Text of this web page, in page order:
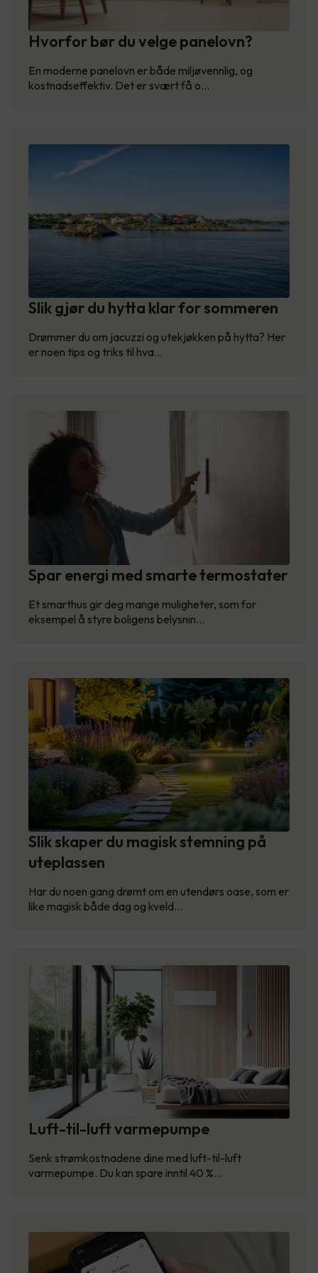
Hvorfor bør du velge panelovn?
En moderne panelovn er både miljøvennlig, og
kostnadseffektiv. Det er svært få o…
Slik gjør du hytta klar for sommeren
Drømmer du om jacuzzi og utekjøkken på hytta? Her
er noen tips og triks til hva…
Spar energi med smarte termostater
Et smarthus gir deg mange muligheter, som for
eksempel å styre boligens belysnin…
Slik skaper du magisk stemning på
uteplassen
Har du noen gang drømt om en utendørs oase, som er
like magisk både dag og kveld…
Luft-til-luft varmepumpe
Senk strømkostnadene dine med luft-til-luft
varmepumpe. Du kan spare inntil 40 %…